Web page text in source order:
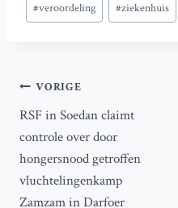
#veroordeling #ziekenhuis
Bericht
navigatie
VORIGE
RSF in Soedan claimt
controle over door
hongersnood getroffen
vluchtelingenkamp
Zamzam in Darfoer